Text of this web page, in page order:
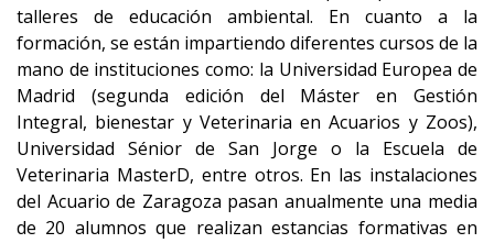
talleres de educación ambiental. En cuanto a la
formación, se están impartiendo diferentes cursos de la
mano de instituciones como: la Universidad Europea de
Madrid (segunda edición del Máster en Gestión
Integral, bienestar y Veterinaria en Acuarios y Zoos),
Universidad Sénior de San Jorge o la Escuela de
Veterinaria MasterD, entre otros. En las instalaciones
del Acuario de Zaragoza pasan anualmente una media
de 20 alumnos que realizan estancias formativas en